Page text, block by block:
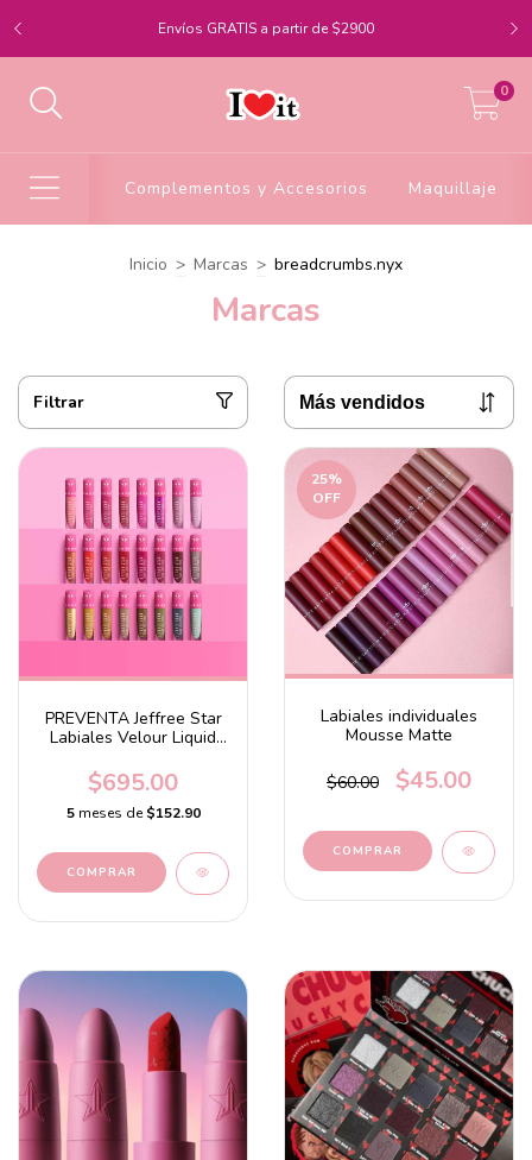
Envíos GRATIS a partir de $2900
0
Complementos y Accesorios Maquillaje
Inicio > Marcas > breadcrumbs.nyx
Marcas
Filtrar
PREVENTA Jeffree Star
Labiales Velour Liquid
$695.00
5 meses de$152.90
COMPRAR
25%
OFF
Labiales individuales
Mousse Matte
$60.00 $45.00
COMPRAR